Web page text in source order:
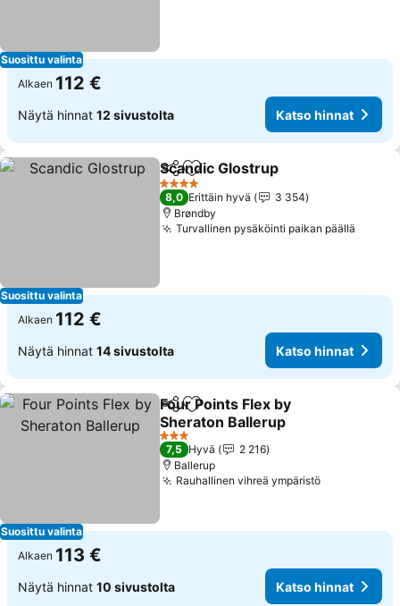
Suosittu valinta
Alkaen 112 €
Näytä hinnat 12 sivustolta Katso hinnat
Suosittu valinta
Jaa Lisää suosikkeihin
Scandic Glostrup
4 Tähtiluokitus
8,0 Erittäin hyvä
3 354
Brøndby
Turvallinen pysäköinti paikan päällä
Alkaen 112 €
Näytä hinnat 14 sivustolta Katso hinnat
Suosittu valinta
Jaa Lisää suosikkeihin
Four Points Flex by
Sheraton Ballerup
3 Tähtiluokitus
7,5 Hyvä
2 216
Ballerup
Rauhallinen vihreä ympäristö
Alkaen 113 €
Näytä hinnat 10 sivustolta Katso hinnat